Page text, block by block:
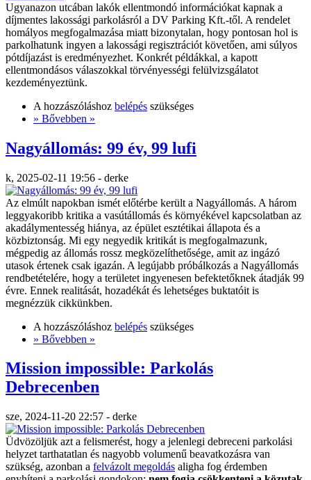
Ugyanazon utcában lakók ellentmondó információkat kapnak a
díjmentes lakossági parkolásról a DV Parking Kft.-től. A rendelet
homályos megfogalmazása miatt bizonytalan, hogy pontosan hol is
parkolhatunk ingyen a lakossági regisztrációt követően, ami súlyos
pótdíjazást is eredményezhet. Konkrét példákkal, a kapott
ellentmondásos válaszokkal törvényességi felülvizsgálatot
kezdeményeztünk.
A hozzászóláshoz belépés szükséges
» Bővebben »
Nagyállomás: 99 év, 99 lufi
k, 2025-02-11 19:56 - derke
Az elmúlt napokban ismét előtérbe került a Nagyállomás. A három
leggyakoribb kritika a vasútállomás és környékével kapcsolatban az
akadálymentesség hiánya, az épület esztétikai állapota és a
közbiztonság. Mi egy negyedik kritikát is megfogalmazunk,
mégpedig az állomás rossz megközelíthetősége, amit az ingázó
utasok értenek csak igazán. A legújabb próbálkozás a Nagyállomás
rendbetételére, hogy a területet ingyenesen befektetőknek átadják 99
évre. Ennek realitását, hozadékát és lehetséges buktatóit is
megnézzük cikkünkben.
A hozzászóláshoz belépés szükséges
» Bővebben »
Mission impossible: Parkolás
Debrecenben
sze, 2024-11-20 22:57 - derke
Üdvözöljük azt a felismerést, hogy a jelenlegi debreceni parkolási
helyzet tarthatatlan és nagyobb volumenű beavatkozásra van
szükség, azonban a felvázolt megoldás aligha fog érdemben